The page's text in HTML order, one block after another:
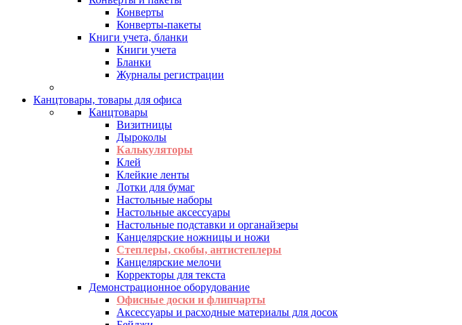
Конверты
Конверты-пакеты
Книги учета, бланки
Книги учета
Бланки
Журналы регистрации
Канцтовары, товары для офиса
Канцтовары
Визитницы
Дыроколы
Калькуляторы
Клей
Клейкие ленты
Лотки для бумаг
Настольные наборы
Настольные аксессуары
Настольные подставки и органайзеры
Канцелярские ножницы и ножи
Степлеры, скобы, антистеплеры
Канцелярские мелочи
Корректоры для текста
Демонстрационное оборудование
Офисные доски и флипчарты
Аксессуары и расходные материалы для досок